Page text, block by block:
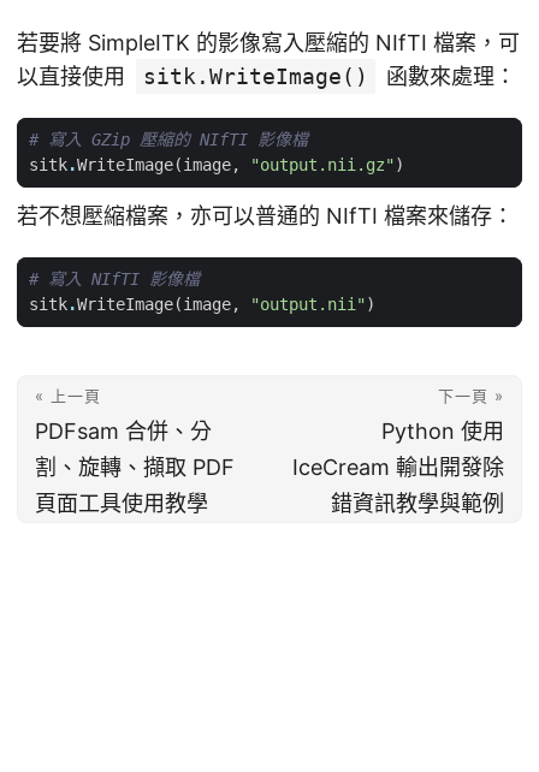
若要將 SimpleITK 的影像寫入壓縮的 NIfTI 檔案，可
以直接使用
sitk.WriteImage() 函數來處理：
# 寫入 GZip 壓縮的 NIfTI 影像檔
sitk.WriteImage(image, "output.nii.gz")
若不想壓縮檔案，亦可以普通的 NIfTI 檔案來儲存：
# 寫入 NIfTI 影像檔
sitk.WriteImage(image, "output.nii")
« 上一頁
PDFsam 合併、分
割、旋轉、擷取 PDF
頁面工具使用教學
下一頁 »
Python 使用
IceCream 輸出開發除
錯資訊教學與範例